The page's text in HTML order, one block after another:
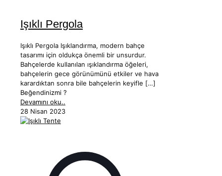
Işıklı Pergola
Işıklı Pergola Işıklandırma, modern bahçe
tasarımı için oldukça önemli bir unsurdur.
Bahçelerde kullanılan ışıklandırma öğeleri,
bahçelerin gece görünümünü etkiler ve hava
karardıktan sonra bile bahçelerin keyifle […]
Beğendinizmi ?
Devamını oku..
28 Nisan 2023